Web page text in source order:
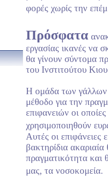
φορές χωρίς την
Πρόσφατα
εργασίας ικανές να
θα γίνουν σύντομα
του Ινστιτούτου
Η ομάδα των γάλλων
μέθοδο για την
επιφανειών οι
χρησιμοποιηθούν
Αυτές οι
βακτηρίδια
πραγματικότητα και
μας, τα νοσοκομεία.